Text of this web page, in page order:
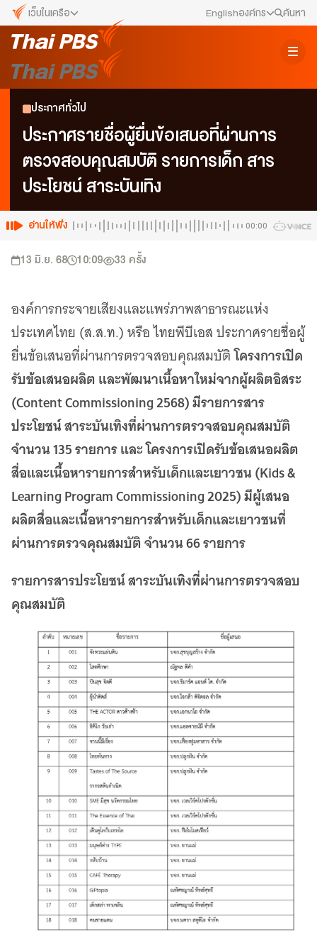
เว็บในเครือ
เว็บไซต์ในเครือ
ALTV
VIPA
ทุกความสุข...ดูฟรี ไม่มีโฆษณา
พื้นที่นำเสนอวาระของสังคม
Thai PBS Kids
Thai PBS Podcast
View The World via The Voice
Thai PBS World
เว็บไซต์บริการ
C-SITE
เพราะพลังการสื่อสารอยู่ในมือคุณ
Locals
นิเวศสื่อสาธารณะท้องถิ่นคุณภาพ
Policy Watch
จับตาอนาคตประเทศไทย
Making Data Visible
Thai PBS Verify
ตรวจสอบข่าวปลอม คัดกรองข่าวจริง
Englishองค์กร
ข่าวประชาสัมพันธ์
คณะกรรมการนโยบาย ส.ส.ท.
สภาผู้ชมและผู้ฟังรายการ
ค้นหา
ประกาศทั่วไป
ประกาศรายชื่อผู้ยื่นข้อเสนอที่ผ่านการ
ตรวจสอบคุณสมบัติ รายการเด็ก สาร
ประโยชน์ สาระบันเทิง
อ่านให้ฟัง 00:00
13 มิ.ย. 68 10:09 33 ครั้ง
องค์การกระจายเสียงและแพร่ภาพสาธารณะแห่ง
ประเทศไทย (ส.ส.ท.) หรือ ไทยพีบีเอส ประกาศรายชื่อผู้
ยื่นข้อเสนอที่ผ่านการตรวจสอบคุณสมบัติโครงการเปิด
รับข้อเสนอผลิต และพัฒนาเนื้อหาใหม่จากผู้ผลิตอิสระ
(Content Commissioning 2568) มีรายการสาร
ประโยชน์ สาระบันเทิงที่ผ่านการตรวจสอบคุณสมบัติ
จำนวน 135 รายการ และ โครงการเปิดรับข้อเสนอผลิต
สื่อและเนื้อหารายการสำหรับเด็กและเยาวชน (Kids &
Learning Program Commissioning 2025) มีผู้เสนอ
ผลิตสื่อและเนื้อหารายการสำหรับเด็กและเยาวชนที่
ผ่านการตรวจคุณสมบัติ จำนวน 66 รายการ
รายการสารประโยชน์ สาระบันเทิงที่ผ่านการตรวจสอบ
คุณสมบัติ